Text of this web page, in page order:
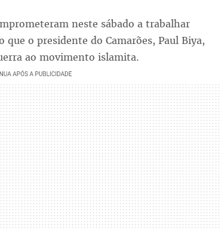
neste sábado a trabalhar
o presidente do Camarões, Paul Biya,
ao movimento islamita.